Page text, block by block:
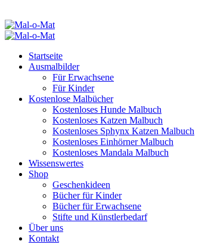
Startseite
Ausmalbilder
Für Erwachsene
Für Kinder
Kostenlose Malbücher
Kostenloses Hunde Malbuch
Kostenloses Katzen Malbuch
Kostenloses Sphynx Katzen Malbuch
Kostenloses Einhörner Malbuch
Kostenloses Mandala Malbuch
Wissenswertes
Shop
Geschenkideen
Bücher für Kinder
Bücher für Erwachsene
Stifte und Künstlerbedarf
Über uns
Kontakt